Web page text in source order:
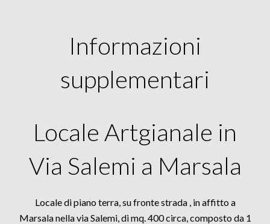
Informazioni
supplementari
Locale Artgianale in
Via Salemi a Marsala
Locale di piano terra, su fronte strada , in affitto a
Marsala nella via Salemi, di mq. 400 circa, composto da 1